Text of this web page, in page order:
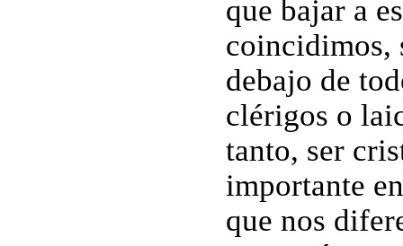
que bajar a
coincidimos,
debajo de
clérigos o
tanto, ser
importante
que nos